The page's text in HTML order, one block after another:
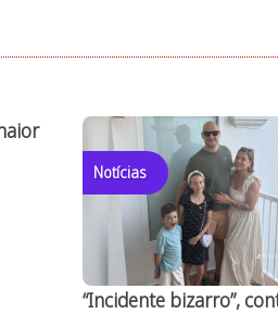
Notícias
“Incidente bizarro”,